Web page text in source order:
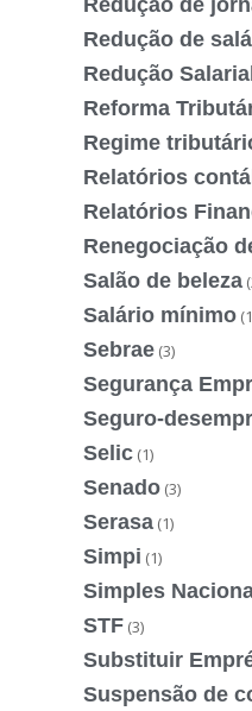
Redução de
Redução de
Redução Salarial
Reforma
Regime
Relatórios
Relatórios
Renegociação
Salão de beleza
Salário mínimo
Sebrae (3)
Segurança
Seguro-
Selic (1)
Senado (3)
Serasa (1)
Simpi (1)
Simples
STF (3)
Substituir
Suspensão de